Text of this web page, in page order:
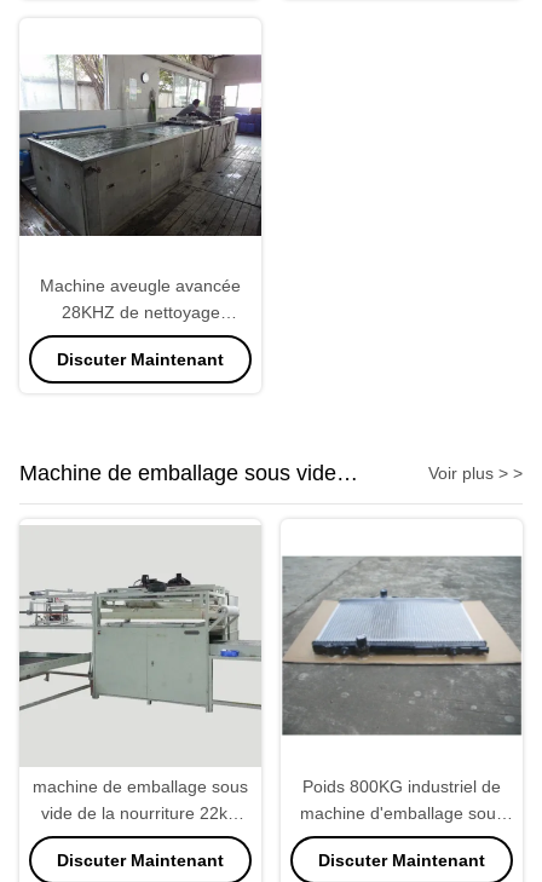
Machine aveugle avancée
28KHZ de nettoyage
ultrasonique de radiateur
Discuter Maintenant
Machine de emballage sous vide
industrielle
Voir plus > >
machine de emballage sous
vide de la nourriture 22kw
commerciale, vitesse
industrielle du scelleur
Discuter Maintenant
Poids 800KG industriel de
machine d'emballage sous
vide de PLC de dessus de
Tableau
Discuter Maintenant